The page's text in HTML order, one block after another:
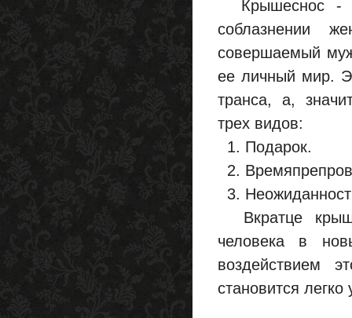
Крышеснос -
соблазнении
совершаемый
ее личный мир.
транса, а,
трех видов:
1. Подарок.
2.
3.
Вкратце
человека в
воздействием
становится легко